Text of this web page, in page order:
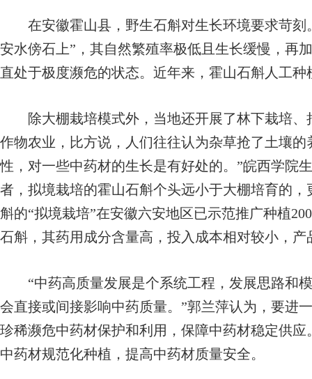
在安徽霍山县，野生石斛对生长环境要求苛刻
安水傍石上”，其自然繁殖率极低且生长缓慢，再
直处于极度濒危的状态。近年来，霍山石斛人工
除大棚栽培模式外，当地还开展了林下栽培、
作物农业，比方说，人们往往认为杂草抢了土壤
性，对一些中药材的生长是有好处的。”皖西学院
者，拟境栽培的霍山石斛个头远小于大棚培育的
斛的“拟境栽培”在安徽六安地区已示范推广种植
石斛，其药用成分含量高，投入成本相对较小，
“中药高质量发展是个系统工程，发展思路和
会直接或间接影响中药质量。”郭兰萍认为，要进
珍稀濒危中药材保护和利用，保障中药材稳定供
中药材规范化种植，提高中药材质量安全。